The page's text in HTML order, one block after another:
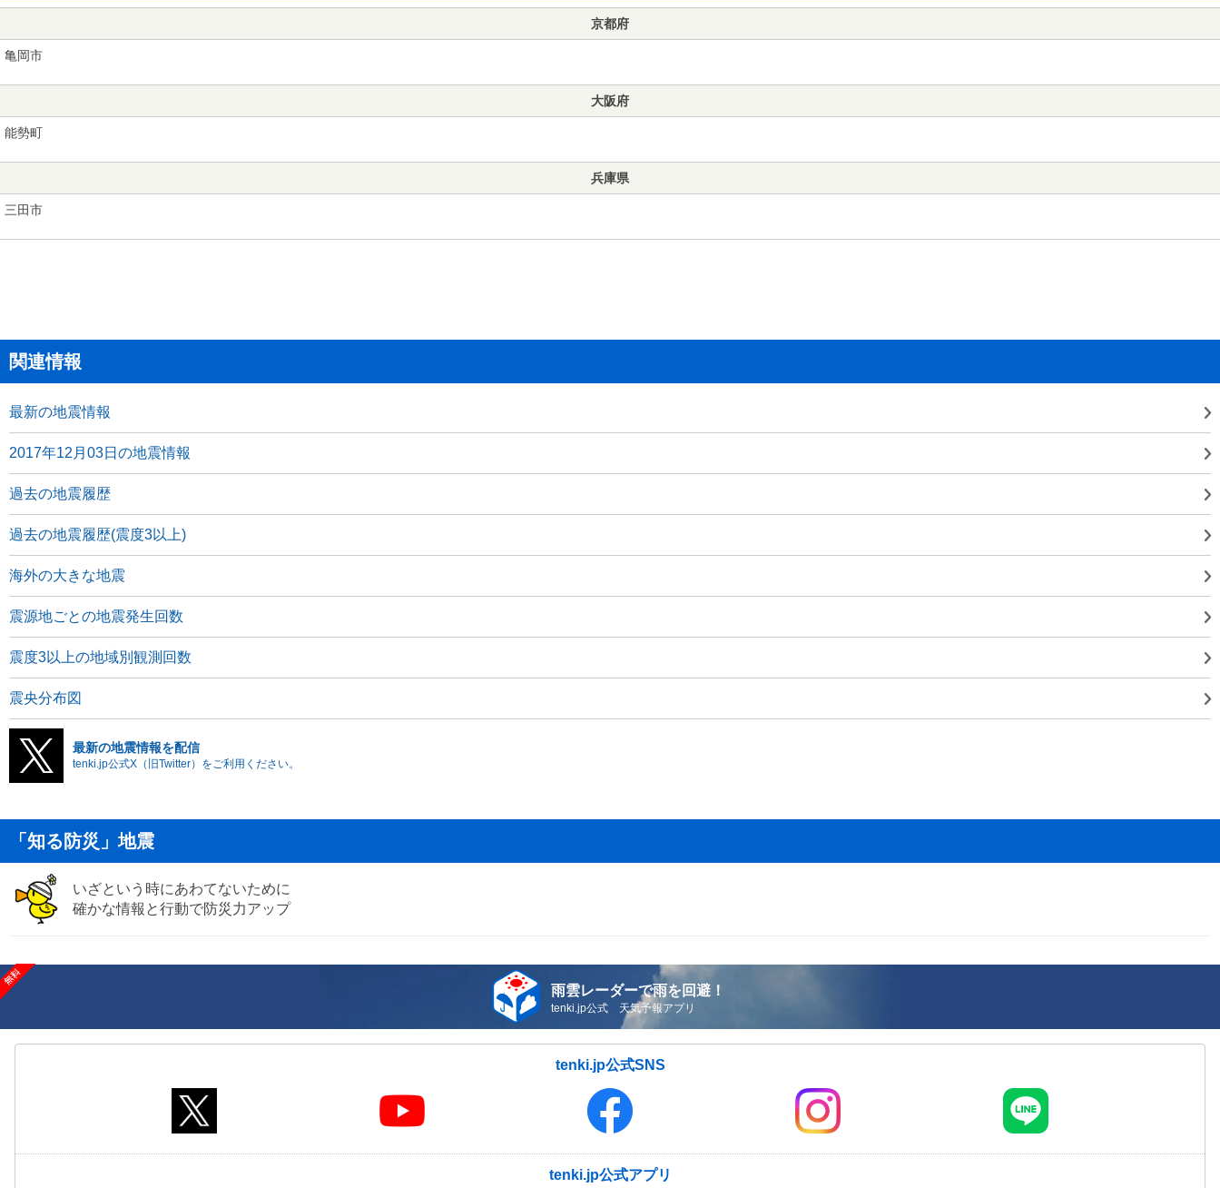
京都府
亀岡市
大阪府
能勢町
兵庫県
三田市
関連情報
最新の地震情報
2017年12月03日の地震情報
過去の地震履歴
過去の地震履歴(震度3以上)
海外の大きな地震
震源地ごとの地震発生回数
震度3以上の地域別観測回数
震央分布図
最新の地震情報を配信
tenki.jp公式X（旧Twitter）をご利用ください。
「知る防災」地震
いざという時にあわてないために
確かな情報と行動で防災力アップ
雨雲レーダーで雨を回避！
tenki.jp公式 天気予報アプリ
tenki.jp公式SNS
tenki.jp公式アプリ